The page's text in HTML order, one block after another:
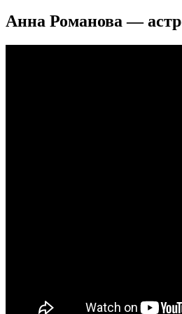
Анна Романова —